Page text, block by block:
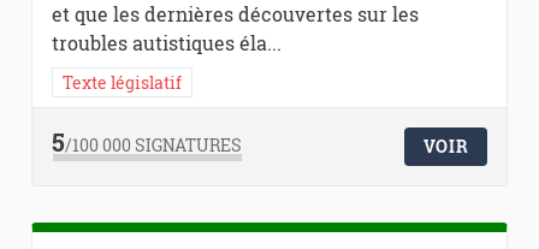
et que les dernières découvertes sur les
troubles autistiques éla...
Texte législatif
5/100 000SIGNATURES VOIR